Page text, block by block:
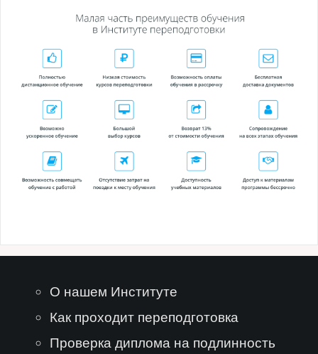
О нашем Институте
Как проходит переподготовка
Проверка диплома на подлинность